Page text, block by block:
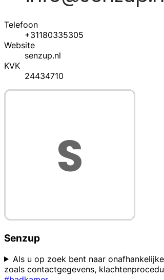
Telefoon
+31180335305
Website
senzup.nl
KVK
24434710
Senzup
Als u op zoek bent naar
zoals contactgegevens,